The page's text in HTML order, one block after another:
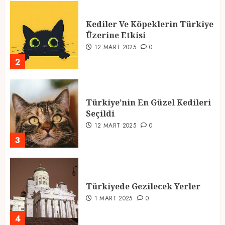
2
Kediler Ve Köpeklerin Türkiye
Üzerine Etkisi
12 MART 2025 0
3
Türkiye’nin En Güzel Kedileri
Seçildi
12 MART 2025 0
4
Türkiyede Gezilecek Yerler
1 MART 2025 0